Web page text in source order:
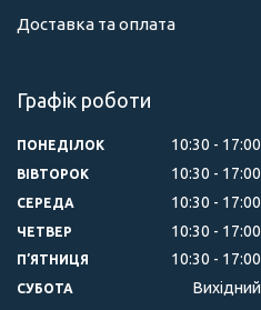
Доставка та оплата
Графік роботи
ПОНЕДІЛОК 10:30 17:00
ВІВТОРОК 10:30 17:00
СЕРЕДА 10:30 17:00
ЧЕТВЕР 10:30 17:00
ПʼЯТНИЦЯ 10:30 17:00
СУБОТА Вихідний